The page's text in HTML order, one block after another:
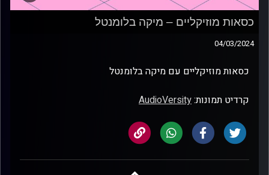
כסאות מוזיקליים – מיקה בלומנטל
04/03/2024
כסאות מוזיקליים עם מיקה בלומנטל
קרדיט תמונות:AudioVersity